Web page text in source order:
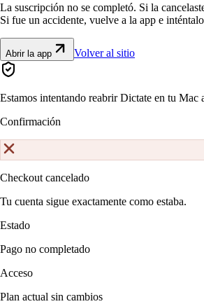
La suscripción no se completó. Si la
Si fue un accidente, vuelve a la app e
Abrir la app Volver al sitio
Estamos intentando reabrir Dictate en tu Mac
Confirmación
Checkout cancelado
Tu cuenta sigue exactamente como estaba.
Estado
Pago no completado
Acceso
Plan actual sin cambios